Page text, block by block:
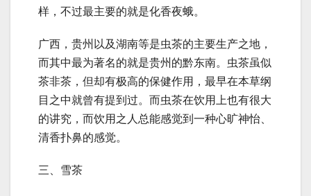
样，不过最主要的就是化香夜蛾。
广西，贵州以及湖南等是虫茶的主要生产之地，
而其中最为著名的就是贵州的黔东南。虫茶虽似
茶非茶，但却有极高的保健作用，最早在本草纲
目之中就曾有提到过。而虫茶在饮用上也有很大
的讲究，而饮用之人总能感觉到一种心旷神怡、
清香扑鼻的感觉。
三、雪茶